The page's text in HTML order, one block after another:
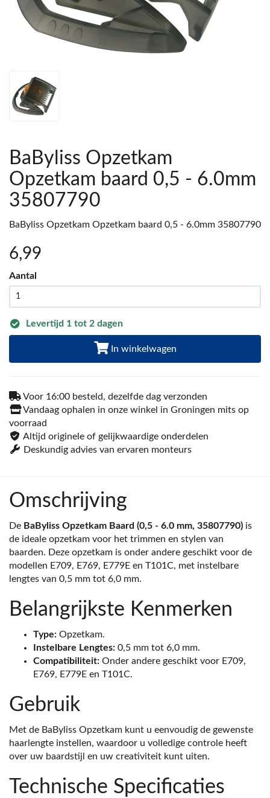
BaByliss Opzetkam
Opzetkam baard 0,5 - 6.0mm
35807790
BaByliss Opzetkam Opzetkam baard 0,5 - 6.0mm 35807790
6,99
Aantal
Levertijd 1 tot 2 dagen
In winkelwagen
Voor 16:00 besteld, dezelfde dag verzonden
Vandaag ophalen in onze winkel in Groningen mits op
voorraad
Altijd originele of gelijkwaardige onderdelen
Deskundig advies van ervaren monteurs
Omschrijving
De BaByliss Opzetkam Baard (0,5 - 6.0 mm, 35807790) is
de ideale opzetkam voor het trimmen en stylen van
baarden. Deze opzetkam is onder andere geschikt voor de
modellen E709, E769, E779E en T101C, met instelbare
lengtes van 0,5 mm tot 6,0 mm.
Belangrijkste Kenmerken
Type: Opzetkam.
Instelbare Lengtes: 0,5 mm tot 6,0 mm.
Compatibiliteit: Onder andere geschikt voor E709,
E769, E779E en T101C.
Gebruik
Met de BaByliss Opzetkam kunt u eenvoudig de gewenste
haarlengte instellen, waardoor u volledige controle heeft
over uw baardstijl en uw creativiteit kunt uiten.
Technische Specificaties